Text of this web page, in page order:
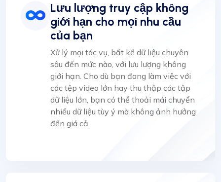
Lưu lượng truy cập không
giới hạn cho mọi nhu cầu
của bạn
Xử lý mọi tác vụ, bất kể dữ liệu chuyên
sâu đến mức nào, với lưu lượng không
giới hạn. Cho dù bạn đang làm việc với
các tệp video lớn hay thu thập các tập
dữ liệu lớn, bạn có thể thoải mái chuyển
nhiều dữ liệu tùy ý mà không ảnh hưởng
đến giá cả.